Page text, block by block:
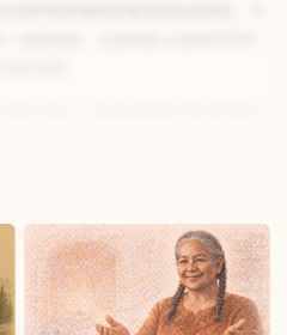
里,考生会形成错误的难度感知和解题
。往年考题则不同,它经过了大规模
都有真实的数据支撑,语言表述精准
打磨。研究真题,就是在向最权威的
Correction Question
EMAIL